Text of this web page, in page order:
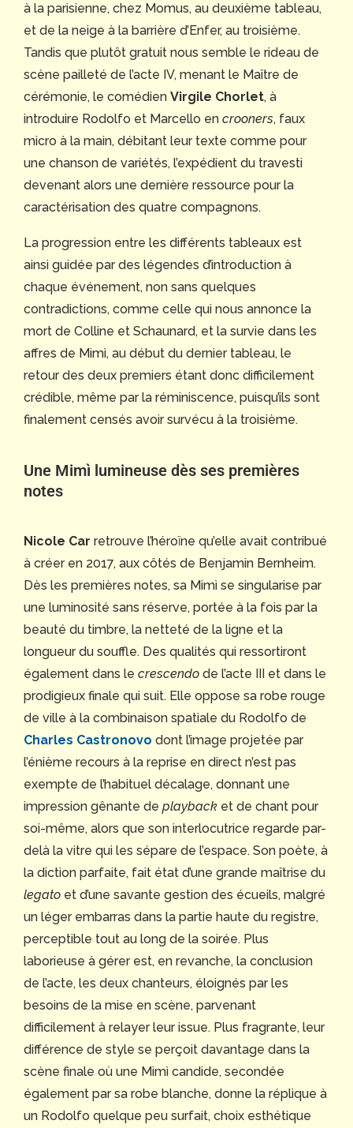
à la parisienne, chez Momus, au deuxième tableau,
et de la neige à la barrière d’Enfer, au troisième.
Tandis que plutôt gratuit nous semble le rideau de
scène pailleté de l’acte IV, menant le Maître de
cérémonie, le comédien Virgile Chorlet, à
introduire Rodolfo et Marcello en crooners, faux
micro à la main, débitant leur texte comme pour
une chanson de variétés, l’expédient du travesti
devenant alors une dernière ressource pour la
caractérisation des quatre compagnons.
La progression entre les différents tableaux est
ainsi guidée par des légendes d’introduction à
chaque événement, non sans quelques
contradictions, comme celle qui nous annonce la
mort de Colline et Schaunard, et la survie dans les
affres de Mimì, au début du dernier tableau, le
retour des deux premiers étant donc difficilement
crédible, même par la réminiscence, puisqu’ils sont
finalement censés avoir survécu à la troisième.
Une Mimì lumineuse dès ses premières
notes
Nicole Car retrouve l’héroïne qu’elle avait contribué
à créer en 2017, aux côtés de Benjamin Bernheim.
Dès les premières notes, sa Mimì se singularise par
une luminosité sans réserve, portée à la fois par la
beauté du timbre, la netteté de la ligne et la
longueur du souffle. Des qualités qui ressortiront
également dans le crescendo de l’acte III et dans le
prodigieux finale qui suit. Elle oppose sa robe rouge
de ville à la combinaison spatiale du Rodolfo de
Charles Castronovo dont l’image projetée par
l’énième recours à la reprise en direct n’est pas
exempte de l’habituel décalage, donnant une
impression gênante de playback et de chant pour
soi-même, alors que son interlocutrice regarde par-
delà la vitre qui les sépare de l’espace. Son poète, à
la diction parfaite, fait état d’une grande maîtrise du
legato et d’une savante gestion des écueils, malgré
un léger embarras dans la partie haute du registre,
perceptible tout au long de la soirée. Plus
laborieuse à gérer est, en revanche, la conclusion
de l’acte, les deux chanteurs, éloignés par les
besoins de la mise en scène, parvenant
difficilement à relayer leur issue. Plus fragrante, leur
différence de style se perçoit davantage dans la
scène finale où une Mimì candide, secondée
également par sa robe blanche, donne la réplique à
un Rodolfo quelque peu surfait, choix esthétique